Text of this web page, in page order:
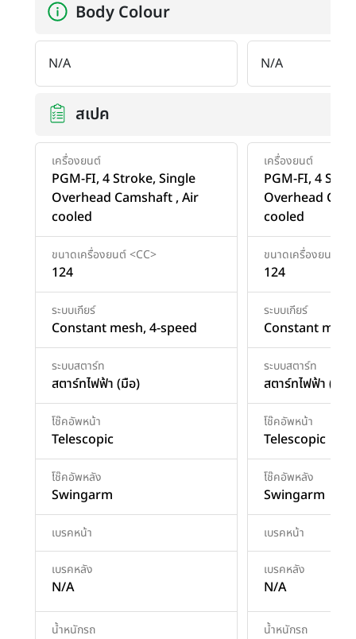
Body Colour
N/A N/A
สเปค
เครื่องยนต์
PGM-FI, 4 Stroke, Single
Overhead Camshaft , Air
cooled
ขนาดเครื่องยนต์ <CC>
124
ระบบเกียร์
Constant mesh, 4-speed
ระบบสตาร์ท
สตาร์ทไฟฟ้า (มือ)
โช๊คอัพหน้า
Telescopic
โช๊คอัพหลัง
Swingarm
เบรคหน้า
เบรคหลัง
N/A
น้ำหนักรถ
เครื่องยนต์
PGM-FI, 4
Overhead
cooled
ขนาดเครื่องยนต์
124
ระบบเกียร์
Constant
ระบบสตาร์ท
สตาร์ทไฟฟ้า (มือ)
โช๊คอัพหน้า
Telescopic
โช๊คอัพหลัง
Swingarm
เบรคหน้า
เบรคหลัง
N/A
น้ำหนักรถ